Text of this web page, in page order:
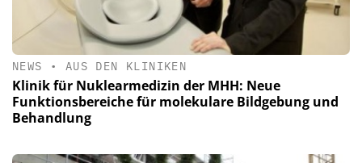
NEWS • AUS DEN KLINIKEN
Klinik für Nuklearmedizin der MHH: Neue
Funktionsbereiche für molekulare Bildgebung und
Behandlung